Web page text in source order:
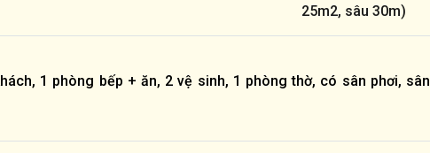
25m2, sâu 30m)
1 phòng bếp + ăn, 2 vệ sinh, 1 phòng thờ, có sân phơi,